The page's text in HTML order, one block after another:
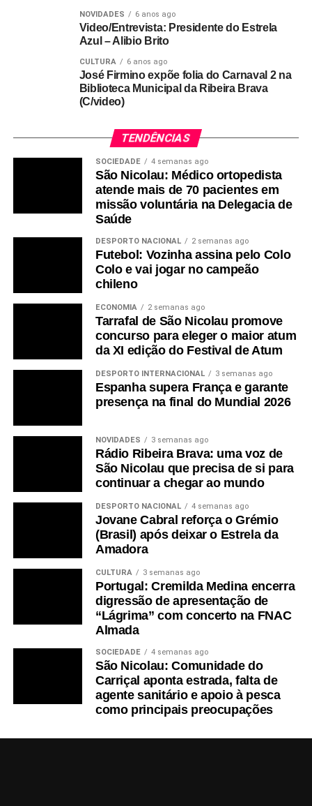
NOVIDADES 6 anos ago
Video/Entrevista: Presidente do Estrela
Azul – Alibio Brito
CULTURA 6 anos ago
José Firmino expõe folia do Carnaval 2 na
Biblioteca Municipal da Ribeira Brava
(C/video)
TENDÊNCIAS
SOCIEDADE 4 semanas ago
São Nicolau: Médico ortopedista
atende mais de 70 pacientes em
missão voluntária na Delegacia de
Saúde
DESPORTO NACIONAL 2 semanas ago
Futebol: Vozinha assina pelo Colo
Colo e vai jogar no campeão
chileno
ECONOMIA 2 semanas ago
Tarrafal de São Nicolau promove
concurso para eleger o maior atum
da XI edição do Festival de Atum
DESPORTO INTERNACIONAL 3 semanas ago
Espanha supera França e garante
presença na final do Mundial 2026
NOVIDADES 3 semanas ago
Rádio Ribeira Brava: uma voz de
São Nicolau que precisa de si para
continuar a chegar ao mundo
DESPORTO NACIONAL 4 semanas ago
Jovane Cabral reforça o Grémio
(Brasil) após deixar o Estrela da
Amadora
CULTURA 3 semanas ago
Portugal: Cremilda Medina encerra
digressão de apresentação de
“Lágrima” com concerto na FNAC
Almada
SOCIEDADE 4 semanas ago
São Nicolau: Comunidade do
Carriçal aponta estrada, falta de
agente sanitário e apoio à pesca
como principais preocupações